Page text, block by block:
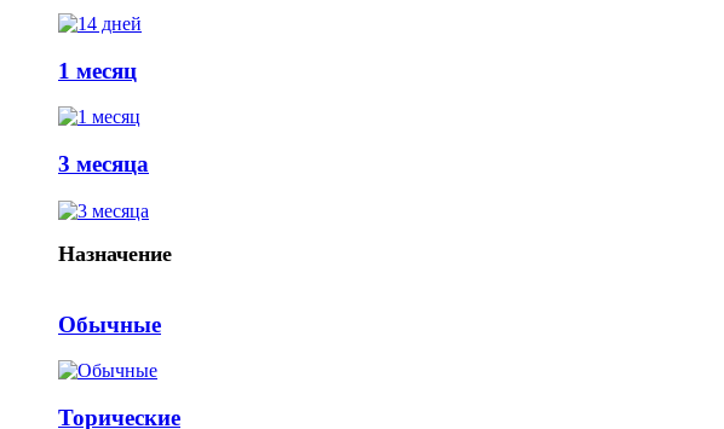
1 месяц
3 месяца
Назначение
Обычные
Торические